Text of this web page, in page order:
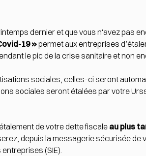
dernier et que vous n'avez pas
19 »permet aux entreprises
le pic de la crise sanitaire et non
sociales, celles-ci seront
sociales seront étalées par votre
de votre dette fiscale au plus
depuis la messagerie sécurisée de
(SIE).